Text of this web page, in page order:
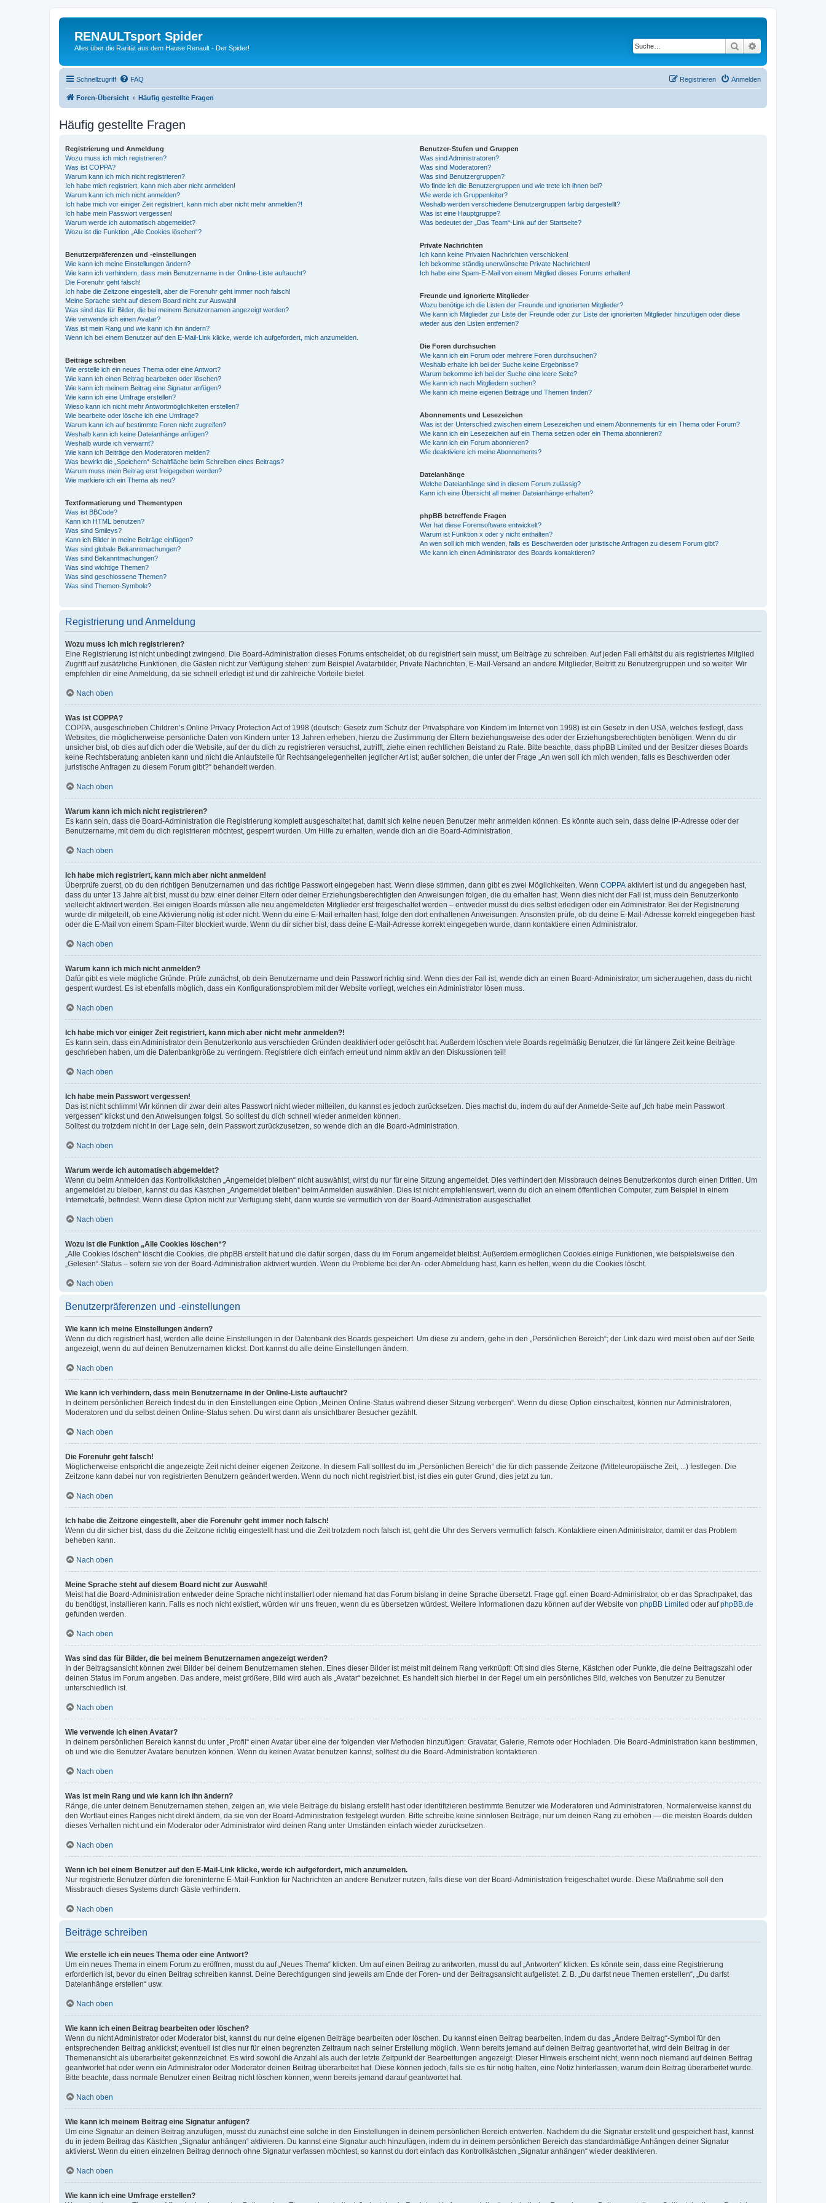
RENAULTsport Spider
Alles über die Rarität aus dem Hause Renault - Der Spider! Suche
Schnellzugriff FAQ Anmelden
Registrieren
Foren-Übersicht Häufig gestellte Fragen
Häufig gestellte Fragen
Registrierung und Anmeldung
Wozu muss ich mich registrieren?
Was ist COPPA?
Warum kann ich mich nicht registrieren?
Ich habe mich registriert, kann mich aber nicht anmelden!
Warum kann ich mich nicht anmelden?
Ich habe mich vor einiger Zeit registriert, kann mich aber nicht mehr anmelden?!
Ich habe mein Passwort vergessen!
Warum werde ich automatisch abgemeldet?
Wozu ist die Funktion „Alle Cookies löschen“?
Benutzerpräferenzen und -einstellungen
Wie kann ich meine Einstellungen ändern?
Wie kann ich verhindern, dass mein Benutzername in der Online-Liste auftaucht?
Die Forenuhr geht falsch!
Ich habe die Zeitzone eingestellt, aber die Forenuhr geht immer noch falsch!
Meine Sprache steht auf diesem Board nicht zur Auswahl!
Was sind das für Bilder, die bei meinem Benutzernamen angezeigt werden?
Wie verwende ich einen Avatar?
Was ist mein Rang und wie kann ich ihn ändern?
Wenn ich bei einem Benutzer auf den E-Mail-Link klicke, werde ich aufgefordert, mich anzumelden.
Beiträge schreiben
Wie erstelle ich ein neues Thema oder eine Antwort?
Wie kann ich einen Beitrag bearbeiten oder löschen?
Wie kann ich meinem Beitrag eine Signatur anfügen?
Wie kann ich eine Umfrage erstellen?
Wieso kann ich nicht mehr Antwortmöglichkeiten erstellen?
Wie bearbeite oder lösche ich eine Umfrage?
Warum kann ich auf bestimmte Foren nicht zugreifen?
Weshalb kann ich keine Dateianhänge anfügen?
Weshalb wurde ich verwarnt?
Wie kann ich Beiträge den Moderatoren melden?
Was bewirkt die „Speichern“-Schaltfläche beim Schreiben eines Beitrags?
Warum muss mein Beitrag erst freigegeben werden?
Wie markiere ich ein Thema als neu?
Textformatierung und Thementypen
Was ist BBCode?
Kann ich HTML benutzen?
Was sind Smileys?
Kann ich Bilder in meine Beiträge einfügen?
Was sind globale Bekanntmachungen?
Was sind Bekanntmachungen?
Was sind wichtige Themen?
Was sind geschlossene Themen?
Was sind Themen-Symbole?
Benutzer-Stufen und Gruppen
Was sind Administratoren?
Was sind Moderatoren?
Was sind Benutzergruppen?
Wo finde ich die Benutzergruppen und wie trete ich ihnen bei?
Wie werde ich Gruppenleiter?
Weshalb werden verschiedene Benutzergruppen farbig dargestellt?
Was ist eine Hauptgruppe?
Was bedeutet der „Das Team“-Link auf der Startseite?
Private Nachrichten
Ich kann keine Privaten Nachrichten verschicken!
Ich bekomme ständig unerwünschte Private Nachrichten!
Ich habe eine Spam-E-Mail von einem Mitglied dieses Forums erhalten!
Freunde und ignorierte Mitglieder
Wozu benötige ich die Listen der Freunde und ignorierten Mitglieder?
Wie kann ich Mitglieder zur Liste der Freunde oder zur Liste der ignorierten Mitglieder hinzufügen oder diese
wieder aus den Listen entfernen?
Die Foren durchsuchen
Wie kann ich ein Forum oder mehrere Foren durchsuchen?
Weshalb erhalte ich bei der Suche keine Ergebnisse?
Warum bekomme ich bei der Suche eine leere Seite?
Wie kann ich nach Mitgliedern suchen?
Wie kann ich meine eigenen Beiträge und Themen finden?
Abonnements und Lesezeichen
Was ist der Unterschied zwischen einem Lesezeichen und einem Abonnements für ein Thema oder Forum?
Wie kann ich ein Lesezeichen auf ein Thema setzen oder ein Thema abonnieren?
Wie kann ich ein Forum abonnieren?
Wie deaktiviere ich meine Abonnements?
Dateianhänge
Welche Dateianhänge sind in diesem Forum zulässig?
Kann ich eine Übersicht all meiner Dateianhänge erhalten?
phpBB betreffende Fragen
Wer hat diese Forensoftware entwickelt?
Warum ist Funktion x oder y nicht enthalten?
An wen soll ich mich wenden, falls es Beschwerden oder juristische Anfragen zu diesem Forum gibt?
Wie kann ich einen Administrator des Boards kontaktieren?
Registrierung und Anmeldung
Wozu muss ich mich registrieren?
Eine Registrierung ist nicht unbedingt zwingend. Die Board-Administration dieses Forums entscheidet, ob du registriert sein musst, um Beiträge zu schreiben. Auf jeden Fall erhältst du als registriertes Mitglied
Zugriff auf zusätzliche Funktionen, die Gästen nicht zur Verfügung stehen: zum Beispiel Avatarbilder, Private Nachrichten, E-Mail-Versand an andere Mitglieder, Beitritt zu Benutzergruppen und so weiter. Wir
empfehlen dir eine Anmeldung, da sie schnell erledigt ist und dir zahlreiche Vorteile bietet.
Nach oben
Was ist COPPA?
COPPA, ausgeschrieben Children’s Online Privacy Protection Act of 1998 (deutsch: Gesetz zum Schutz der Privatsphäre von Kindern im Internet von 1998) ist ein Gesetz in den USA, welches festlegt, dass
Websites, die möglicherweise persönliche Daten von Kindern unter 13 Jahren erheben, hierzu die Zustimmung der Eltern beziehungsweise des oder der Erziehungsberechtigten benötigen. Wenn du dir
unsicher bist, ob dies auf dich oder die Website, auf der du dich zu registrieren versuchst, zutrifft, ziehe einen rechtlichen Beistand zu Rate. Bitte beachte, dass phpBB Limited und der Besitzer dieses Boards
keine Rechtsberatung anbieten kann und nicht die Anlaufstelle für Rechtsangelegenheiten jeglicher Art ist; außer solchen, die unter der Frage „An wen soll ich mich wenden, falls es Beschwerden oder
juristische Anfragen zu diesem Forum gibt?“ behandelt werden.
Nach oben
Warum kann ich mich nicht registrieren?
Es kann sein, dass die Board-Administration die Registrierung komplett ausgeschaltet hat, damit sich keine neuen Benutzer mehr anmelden können. Es könnte auch sein, dass deine IP-Adresse oder der
Benutzername, mit dem du dich registrieren möchtest, gesperrt wurden. Um Hilfe zu erhalten, wende dich an die Board-Administration.
Nach oben
Ich habe mich registriert, kann mich aber nicht anmelden!
Überprüfe zuerst, ob du den richtigen Benutzernamen und das richtige Passwort eingegeben hast. Wenn diese stimmen, dann gibt es zwei Möglichkeiten. Wenn COPPA aktiviert ist und du angegeben hast,
dass du unter 13 Jahre alt bist, musst du bzw. einer deiner Eltern oder deiner Erziehungsberechtigten den Anweisungen folgen, die du erhalten hast. Wenn dies nicht der Fall ist, muss dein Benutzerkonto
vielleicht aktiviert werden. Bei einigen Boards müssen alle neu angemeldeten Mitglieder erst freigeschaltet werden – entweder musst du dies selbst erledigen oder ein Administrator. Bei der Registrierung
wurde dir mitgeteilt, ob eine Aktivierung nötig ist oder nicht. Wenn du eine E-Mail erhalten hast, folge den dort enthaltenen Anweisungen. Ansonsten prüfe, ob du deine E-Mail-Adresse korrekt eingegeben hast
oder die E-Mail von einem Spam-Filter blockiert wurde. Wenn du dir sicher bist, dass deine E-Mail-Adresse korrekt eingegeben wurde, dann kontaktiere einen Administrator.
Nach oben
Warum kann ich mich nicht anmelden?
Dafür gibt es viele mögliche Gründe. Prüfe zunächst, ob dein Benutzername und dein Passwort richtig sind. Wenn dies der Fall ist, wende dich an einen Board-Administrator, um sicherzugehen, dass du nicht
gesperrt wurdest. Es ist ebenfalls möglich, dass ein Konfigurationsproblem mit der Website vorliegt, welches ein Administrator lösen muss.
Nach oben
Ich habe mich vor einiger Zeit registriert, kann mich aber nicht mehr anmelden?!
Es kann sein, dass ein Administrator dein Benutzerkonto aus verschieden Gründen deaktiviert oder gelöscht hat. Außerdem löschen viele Boards regelmäßig Benutzer, die für längere Zeit keine Beiträge
geschrieben haben, um die Datenbankgröße zu verringern. Registriere dich einfach erneut und nimm aktiv an den Diskussionen teil!
Nach oben
Ich habe mein Passwort vergessen!
Das ist nicht schlimm! Wir können dir zwar dein altes Passwort nicht wieder mitteilen, du kannst es jedoch zurücksetzen. Dies machst du, indem du auf der Anmelde-Seite auf „Ich habe mein Passwort
vergessen“ klickst und den Anweisungen folgst. So solltest du dich schnell wieder anmelden können.
Solltest du trotzdem nicht in der Lage sein, dein Passwort zurückzusetzen, so wende dich an die Board-Administration.
Nach oben
Warum werde ich automatisch abgemeldet?
Wenn du beim Anmelden das Kontrollkästchen „Angemeldet bleiben“ nicht auswählst, wirst du nur für eine Sitzung angemeldet. Dies verhindert den Missbrauch deines Benutzerkontos durch einen Dritten. Um
angemeldet zu bleiben, kannst du das Kästchen „Angemeldet bleiben“ beim Anmelden auswählen. Dies ist nicht empfehlenswert, wenn du dich an einem öffentlichen Computer, zum Beispiel in einem
Internetcafé, befindest. Wenn diese Option nicht zur Verfügung steht, dann wurde sie vermutlich von der Board-Administration ausgeschaltet.
Nach oben
Wozu ist die Funktion „Alle Cookies löschen“?
„Alle Cookies löschen“ löscht die Cookies, die phpBB erstellt hat und die dafür sorgen, dass du im Forum angemeldet bleibst. Außerdem ermöglichen Cookies einige Funktionen, wie beispielsweise den
„Gelesen“-Status – sofern sie von der Board-Administration aktiviert wurden. Wenn du Probleme bei der An- oder Abmeldung hast, kann es helfen, wenn du die Cookies löscht.
Nach oben
Benutzerpräferenzen und -einstellungen
Wie kann ich meine Einstellungen ändern?
Wenn du dich registriert hast, werden alle deine Einstellungen in der Datenbank des Boards gespeichert. Um diese zu ändern, gehe in den „Persönlichen Bereich“; der Link dazu wird meist oben auf der Seite
angezeigt, wenn du auf deinen Benutzernamen klickst. Dort kannst du alle deine Einstellungen ändern.
Nach oben
Wie kann ich verhindern, dass mein Benutzername in der Online-Liste auftaucht?
In deinem persönlichen Bereich findest du in den Einstellungen eine Option „Meinen Online-Status während dieser Sitzung verbergen“. Wenn du diese Option einschaltest, können nur Administratoren,
Moderatoren und du selbst deinen Online-Status sehen. Du wirst dann als unsichtbarer Besucher gezählt.
Nach oben
Die Forenuhr geht falsch!
Möglicherweise entspricht die angezeigte Zeit nicht deiner eigenen Zeitzone. In diesem Fall solltest du im „Persönlichen Bereich“ die für dich passende Zeitzone (Mitteleuropäische Zeit, ...) festlegen. Die
Zeitzone kann dabei nur von registrierten Benutzern geändert werden. Wenn du noch nicht registriert bist, ist dies ein guter Grund, dies jetzt zu tun.
Nach oben
Ich habe die Zeitzone eingestellt, aber die Forenuhr geht immer noch falsch!
Wenn du dir sicher bist, dass du die Zeitzone richtig eingestellt hast und die Zeit trotzdem noch falsch ist, geht die Uhr des Servers vermutlich falsch. Kontaktiere einen Administrator, damit er das Problem
beheben kann.
Nach oben
Meine Sprache steht auf diesem Board nicht zur Auswahl!
Meist hat die Board-Administration entweder deine Sprache nicht installiert oder niemand hat das Forum bislang in deine Sprache übersetzt. Frage ggf. einen Board-Administrator, ob er das Sprachpaket, das
du benötigst, installieren kann. Falls es noch nicht existiert, würden wir uns freuen, wenn du es übersetzen würdest. Weitere Informationen dazu können auf der Website von phpBB Limited oder aufphpBB.de
gefunden werden.
Nach oben
Was sind das für Bilder, die bei meinem Benutzernamen angezeigt werden?
In der Beitragsansicht können zwei Bilder bei deinem Benutzernamen stehen. Eines dieser Bilder ist meist mit deinem Rang verknüpft: Oft sind dies Sterne, Kästchen oder Punkte, die deine Beitragszahl oder
deinen Status im Forum angeben. Das andere, meist größere, Bild wird auch als „Avatar“ bezeichnet. Es handelt sich hierbei in der Regel um ein persönliches Bild, welches von Benutzer zu Benutzer
unterschiedlich ist.
Nach oben
Wie verwende ich einen Avatar?
In deinem persönlichen Bereich kannst du unter „Profil“ einen Avatar über eine der folgenden vier Methoden hinzufügen: Gravatar, Galerie, Remote oder Hochladen. Die Board-Administration kann bestimmen,
ob und wie die Benutzer Avatare benutzen können. Wenn du keinen Avatar benutzen kannst, solltest du die Board-Administration kontaktieren.
Nach oben
Was ist mein Rang und wie kann ich ihn ändern?
Ränge, die unter deinem Benutzernamen stehen, zeigen an, wie viele Beiträge du bislang erstellt hast oder identifizieren bestimmte Benutzer wie Moderatoren und Administratoren. Normalerweise kannst du
den Wortlaut eines Ranges nicht direkt ändern, da sie von der Board-Administration festgelegt wurden. Bitte schreibe keine sinnlosen Beiträge, nur um deinen Rang zu erhöhen — die meisten Boards dulden
dieses Verhalten nicht und ein Moderator oder Administrator wird deinen Rang unter Umständen einfach wieder zurücksetzen.
Nach oben
Wenn ich bei einem Benutzer auf den E-Mail-Link klicke, werde ich aufgefordert, mich anzumelden.
Nur registrierte Benutzer dürfen die foreninterne E-Mail-Funktion für Nachrichten an andere Benutzer nutzen, falls diese von der Board-Administration freigeschaltet wurde. Diese Maßnahme soll den
Missbrauch dieses Systems durch Gäste verhindern.
Nach oben
Beiträge schreiben
Wie erstelle ich ein neues Thema oder eine Antwort?
Um ein neues Thema in einem Forum zu eröffnen, musst du auf „Neues Thema“ klicken. Um auf einen Beitrag zu antworten, musst du auf „Antworten“ klicken. Es könnte sein, dass eine Registrierung
erforderlich ist, bevor du einen Beitrag schreiben kannst. Deine Berechtigungen sind jeweils am Ende der Foren- und der Beitragsansicht aufgelistet. Z. B. „Du darfst neue Themen erstellen“, „Du darfst
Dateianhänge erstellen“ usw.
Nach oben
Wie kann ich einen Beitrag bearbeiten oder löschen?
Wenn du nicht Administrator oder Moderator bist, kannst du nur deine eigenen Beiträge bearbeiten oder löschen. Du kannst einen Beitrag bearbeiten, indem du das „Ändere Beitrag“-Symbol für den
entsprechenden Beitrag anklickst; eventuell ist dies nur für einen begrenzten Zeitraum nach seiner Erstellung möglich. Wenn bereits jemand auf deinen Beitrag geantwortet hat, wird dein Beitrag in der
Themenansicht als überarbeitet gekennzeichnet. Es wird sowohl die Anzahl als auch der letzte Zeitpunkt der Bearbeitungen angezeigt. Dieser Hinweis erscheint nicht, wenn noch niemand auf deinen Beitrag
geantwortet hat oder wenn ein Administrator oder Moderator deinen Beitrag überarbeitet hat. Diese können jedoch, falls sie es für nötig halten, eine Notiz hinterlassen, warum dein Beitrag überarbeitet wurde.
Bitte beachte, dass normale Benutzer einen Beitrag nicht löschen können, wenn bereits jemand darauf geantwortet hat.
Nach oben
Wie kann ich meinem Beitrag eine Signatur anfügen?
Um eine Signatur an deinen Beitrag anzufügen, musst du zunächst eine solche in den Einstellungen in deinem persönlichen Bereich entwerfen. Nachdem du die Signatur erstellt und gespeichert hast, kannst
du in jedem Beitrag das Kästchen „Signatur anhängen“ aktivieren. Du kannst eine Signatur auch hinzufügen, indem du in deinem persönlichen Bereich das standardmäßige Anhängen deiner Signatur
aktivierst. Wenn du einen einzelnen Beitrag dennoch ohne Signatur verfassen möchtest, so kannst du dort einfach das Kontrollkästchen „Signatur anhängen“ wieder deaktivieren.
Nach oben
Wie kann ich eine Umfrage erstellen?